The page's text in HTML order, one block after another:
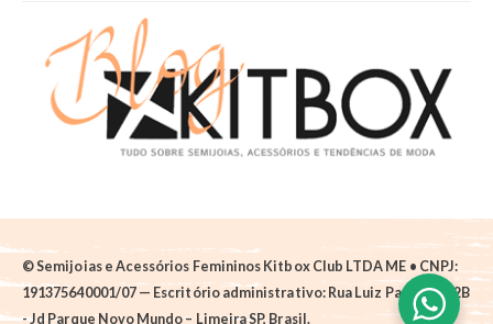
© Semijoias e Acessórios Femininos Kitbox Club LTDA ME • CNPJ:
191375640001/07 — Escritório administrativo: Rua Luiz Pantano, 62B
- Jd Parque Novo Mundo – Limeira SP, Brasil.